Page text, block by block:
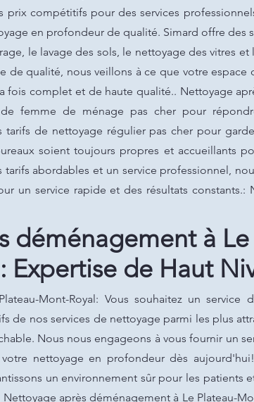
prix compétitifs pour des services
en profondeur de qualité. Simard offre des
le lavage des sols, le nettoyage des vitres
de qualité, nous veillons à ce que votre
fois complet et de haute qualité.. Nettoyage
femme de ménage pas cher pour
de nettoyage régulier pas cher pour
soient toujours propres et accueillants
abordables et un service professionnel,
un service rapide et des résultats constants.:
déménagement à
Expertise de Haut
Mont-Royal: Vous souhaitez un
de nos services de nettoyage parmi les plus
Nous nous engageons à vous fournir un
nettoyage en profondeur dès
un environnement sûr pour les patients
après déménagement à Le Plateau-